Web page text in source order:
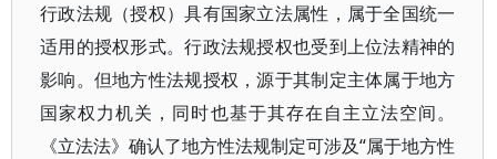
行政法规（授权）具有国家立法属性，属于全国统一
适用的授权形式。行政法规授权也受到上位法精神的
影响。但地方性法规授权，源于其制定主体属于地方
国家权力机关，同时也基于其存在自主立法空间。
《立法法》确认了地方性法规制定可涉及“属于地方性